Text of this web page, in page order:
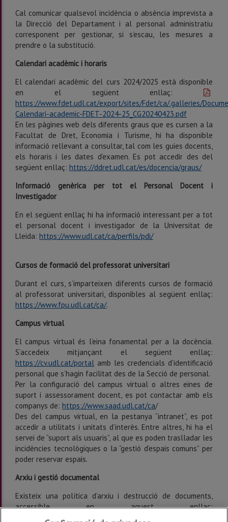
Cal comunicar qualsevol incidència o absència imprevista a
la Direcció del Departament i al personal administratiu
corresponent per gestionar, si s’escau, les mesures a
prendre o la substitució.
Calendari acadèmic i horaris
El calendari acadèmic del curs 2024/2025 està disponible
en el següent enllaç:
https://www.fdet.udl.cat/export/sites/Fdet/ca/.galleries/
Calendari-academic-FDET-2024-25_CG20240423.pdf
En les pàgines web dels diferents graus que es cursen a la
Facultat de Dret, Economia i Turisme, hi ha disponible
informació rellevant a consultar, tal com les guies docents,
els horaris i les dates d’examen. Es pot accedir des del
següent enllaç: https://ddret.udl.cat/es/docencia/graus/
Informació genèrica per tot el Personal Docent i
Investigador
En el següent enllaç hi ha informació interessant per a tot
el personal docent i investigador de la Universitat de
Lleida: https://www.udl.cat/ca/perfils/pdi/
Cursos de formació del professorat universitari
Durant el curs, s’imparteixen diferents cursos de formació
al professorat universitari, disponibles al següent enllaç:
https://www.fpu.udl.cat/ca/.
Campus virtual
El campus virtual és l’eina fonamental per a la docència.
S’accedeix mitjançant el següent enllaç:
https://cv.udl.cat/portal amb les credencials d’identificació
personal que s’hagin facilitat des de la Secció de personal.
Per la configuració del campus virtual o altres eines de
suport i assessorament docent, es pot contactar amb els
companys de: https://www.saad.udl.cat/ca/
Des del campus virtual, en la pestanya “intranet”, es pot
accedir a utilitats i unitats d’interès. Entre altres, hi ha el
servei de “suport als usuaris”, al que es poden traslladar les
incidències tecnològiques o la “gestió d’espais comuns” per
poder reservar espais.
Arxiu i gestió documental
Existeix una política d’arxiu i destrucció de documents,
accessible en aquest enllaç:
https://www.udl.cat/ca/serveis/arxiu/